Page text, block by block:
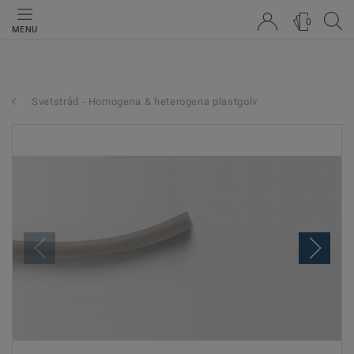
MENU
0
Svetstråd - Homogena & heterogena plastgolv